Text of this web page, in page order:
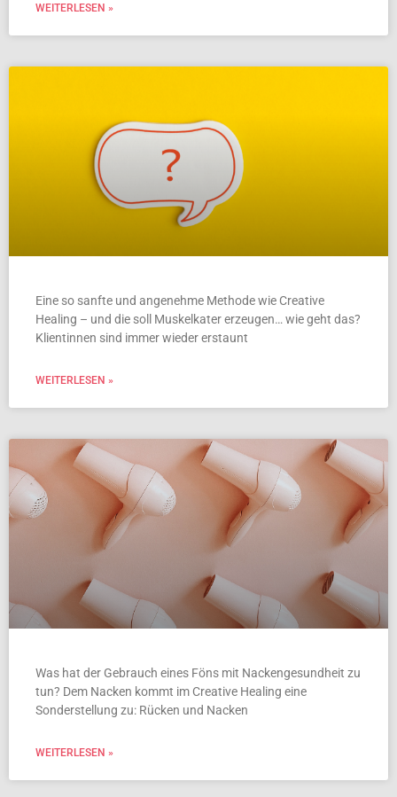
WEITERLESEN »
Eine so sanfte und angenehme Methode wie Creative
Healing – und die soll Muskelkater erzeugen… wie geht das?
Klientinnen sind immer wieder erstaunt
WEITERLESEN »
Was hat der Gebrauch eines Föns mit Nackengesundheit zu
tun? Dem Nacken kommt im Creative Healing eine
Sonderstellung zu: Rücken und Nacken
WEITERLESEN »